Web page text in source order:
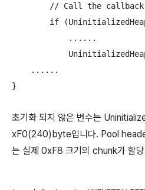
// Call the
if
            ......
    ......
}
초기화 되지 않은 변수는
xF0(240)byte입니다. Pool
는 실제 0xF8 크기의 chunk가 할